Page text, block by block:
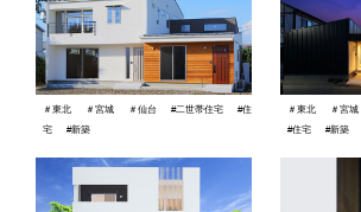
＃東北 ＃宮城 ＃仙台 #二世帯住宅
#住
宅
#新築
＃東北 ＃宮城
#住宅
#新築